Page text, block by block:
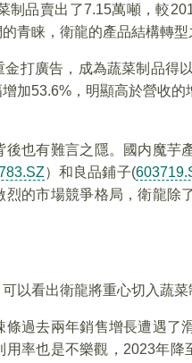
制品賣出了7.15萬噸，較
青睐，衛龍的產品結構轉型
打廣告，成為蔬菜制品得
加53.6%，明顯高於營收
也有難言之隱。國内魔芋
）和良品鋪子(
烈的市場競爭格局，衛龍除
以看出衛龍將重心切入蔬菜
過去兩年銷售增長遭遇了
率也是不樂觀，2023年